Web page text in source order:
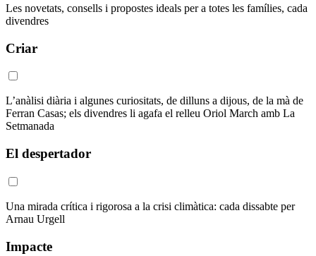
Les novetats, consells i propostes ideals per a totes les famílies, cada
divendres
Criar
L’anàlisi diària i algunes curiositats, de dilluns a dijous, de la mà de
Ferran Casas; els divendres li agafa el relleu Oriol March amb La
Setmanada
El despertador
Una mirada crítica i rigorosa a la crisi climàtica: cada dissabte per
Arnau Urgell
Impacte